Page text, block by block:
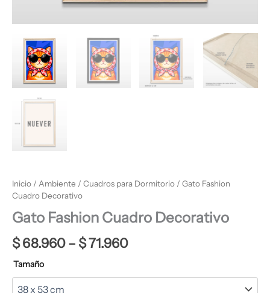
Inicio / Ambiente / Cuadros para Dormitorio / Gato Fashion
Cuadro Decorativo
Gato Fashion Cuadro Decorativo
$68.960– $71.960
Tamaño